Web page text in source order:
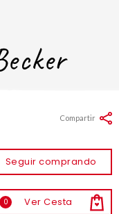
Seguir comprando
0 Ver Cesta
Compartir